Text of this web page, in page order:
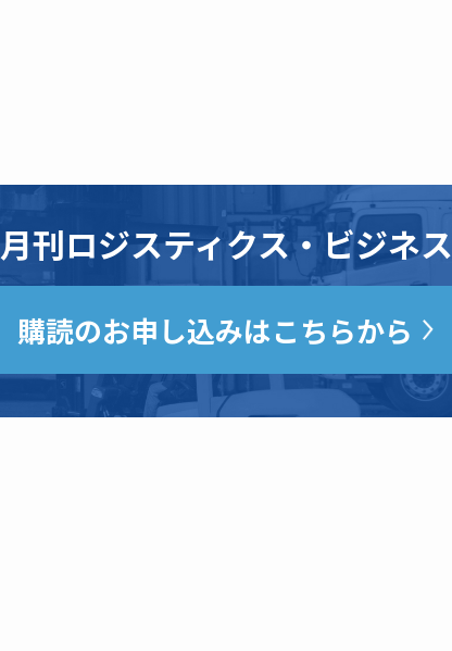
月刊ロジスティクス・ビジネス
購読のお申し込みはこちらから